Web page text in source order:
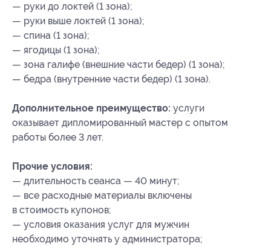
— руки до локтей (1 зона);
— руки выше локтей (1 зона);
— спина (1 зона);
— ягодицы (1 зона);
— зона галифе (внешние части бедер) (1 зона);
— бедра (внутренние части бедер) (1 зона).
Дополнительное преимущество: услуги
оказывает дипломированный мастер с опытом
работы более 3 лет.
Прочие условия:
— длительность сеанса — 40 минут;
— все расходные материалы включены
в стоимость купонов;
— условия оказания услуг для мужчин
необходимо уточнять у администратора;